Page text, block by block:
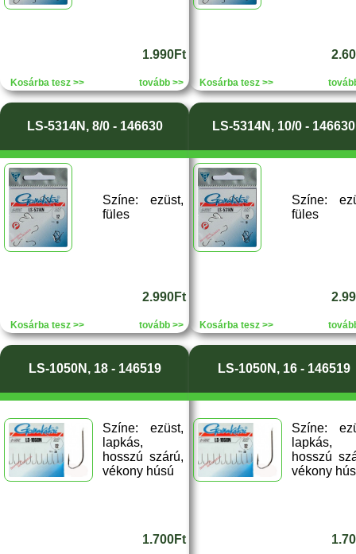
1.990Ft
Kosárba tesz >> tovább >> Kosárba tesz >>
LS-5314N, 8/0 - 146630
Színe: ezüst,
füles
2.990Ft
Kosárba tesz >> tovább >>
LS-5314N, 10/0 - 146630
Színe:
füles
Kosárba tesz >>
LS-1050N, 18 - 146519
Színe: ezüst,
lapkás,
hosszú szárú,
vékony húsú
1.700Ft
LS-1050N, 16 - 146519
Színe:
lapkás,
hosszú
vékony